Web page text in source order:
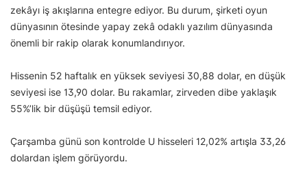
zekâyı iş akışlarına entegre ediyor. Bu durum, şirketi oyun
dünyasının ötesinde yapay zekâ odaklı yazılım dünyasında
önemli bir rakip olarak konumlandırıyor.
Hissenin 52 haftalık en yüksek seviyesi 30,88 dolar, en düşük
seviyesi ise 13,90 dolar. Bu rakamlar, zirveden dibe yaklaşık
55%’lik bir düşüşü temsil ediyor.
Çarşamba günü son kontrolde U hisseleri 12,02% artışla 33,26
dolardan işlem görüyordu.